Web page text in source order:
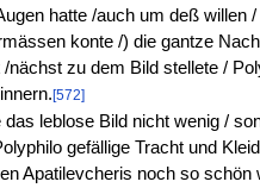
hatte /auch um deß willen /
konte /) die gantze
nächst zu dem Bild stellete /
[572]
leblose Bild nicht wenig /
gefällige Tracht und
Apatilevcheris noch so schön